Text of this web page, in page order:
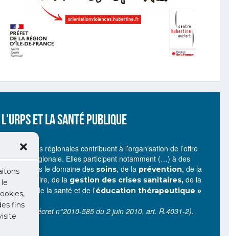
fins
L'URPS ET LA SANTÉ PUBLIQUE
« Les unions régionales contribuent à l’organisation de l’offre
de santé régionale. Elles participent notamment (…) à des
actions dans le domaine des soins, de la prévention, de la
veille sanitaire, de la gestion des crises sanitaires, de la
promotion de la santé et de l’éducation thérapeutique »
(Source : décret n°2010-585 du 2 juin 2010, art. R.4031-2).